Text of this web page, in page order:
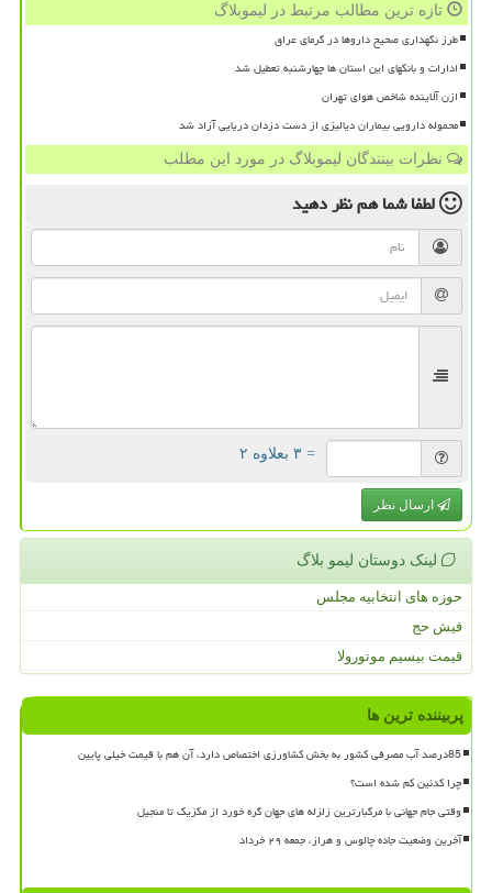
تازه ترین مطالب مرتبط در لیموبلاگ
طرز نگهداری صحیح داروها در گرمای عراق
ادارات و بانکهای این استان ها چهارشنبه تعطیل شد
ازن آلاینده شاخص هوای تهران
محموله دارویی بیماران دیالیزی از دست دزدان دریایی آزاد شد
نظرات بینندگان لیموبلاگ در مورد این مطلب
لطفا شما همنظر دهید
= ۳ بعلاوه ۲
ارسال نظر
لینک دوستان لیمو بلاگ
حوزه های انتخابیه مجلس
فیش حج
قیمت بیسیم موتورولا
پربیننده ترین ها
85درصد آب مصرفی کشور به بخش کشاورزی اختصاص دارد، آن هم با قیمت خیلی پایین
چرا کدئین کم شده است؟
وقتی جام جهانی با مرگبارترین زلزله های جهان گره خورد از مکزیک تا منجیل
آخرین وضعیت جاده چالوس و هراز، جمعه ۲۹ خرداد